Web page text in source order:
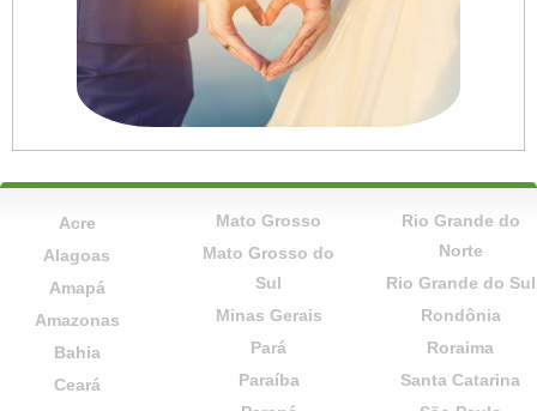
Acre
Alagoas
Amapá
Amazonas
Bahia
Ceará
Mato Grosso
Mato Grosso do
Sul
Minas Gerais
Pará
Paraíba
Rio Grande do
Norte
Rio Grande do Sul
Rondônia
Roraima
Santa Catarina